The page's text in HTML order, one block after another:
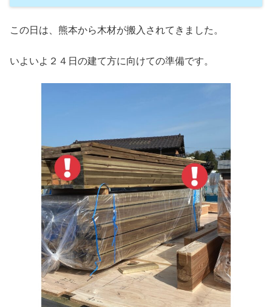
この日は、熊本から木材が搬入されてきました。
いよいよ２４日の建て方に向けての準備です。